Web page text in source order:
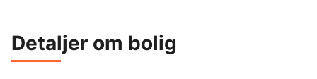
Detaljer om bolig